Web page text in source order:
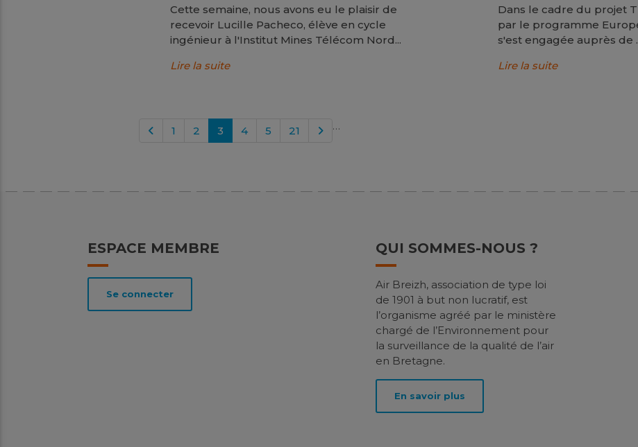
Cette semaine, nous avons eu le plaisir de
recevoir Lucille Pacheco, élève en cycle
ingénieur à l'Institut Mines Télécom Nord...
Lire la suite
Dans le cadre du projet
par le programme
s'est engagée auprès de
Lire la suite
1 2 3 4 5 …
21
ESPACE MEMBRE
Se connecter
QUI SOMMES-NOUS ?
Air Breizh, association de type loi
de 1901 à but non lucratif, est
l’organisme agréé par le ministère
chargé de l’Environnement pour
la surveillance de la qualité de l’air
en Bretagne.
En savoir plus